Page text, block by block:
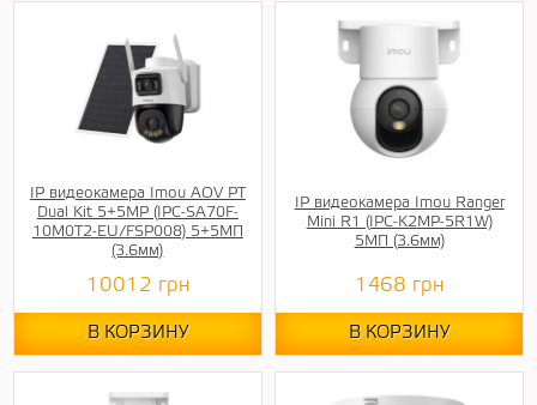
IP видеокамера Imou AOV PT
Dual Kit 5+5MP (IPC-SA70F-
10M0T2-EU/FSP008) 5+5МП
(3.6мм)
10012 грн
В КОРЗИНУ
IP видеокамера Imou Ranger
Mini R1 (IPC-K2MP-5R1W)
5МП (3.6мм)
1468 грн
В КОРЗИНУ